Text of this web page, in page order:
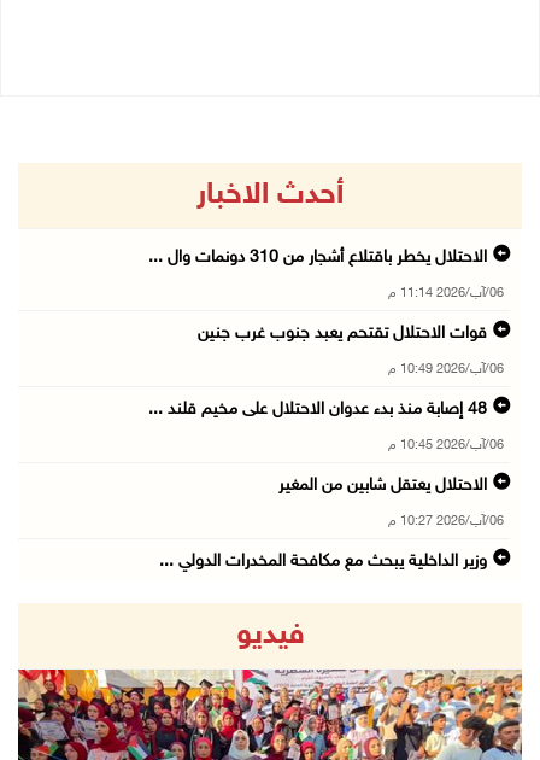
أحدث الاخبار
الاحتلال يخطر باقتلاع أشجار من 310 دونمات وال ...
06/آب/2026 11:14 م
قوات الاحتلال تقتحم يعبد جنوب غرب جنين
06/آب/2026 10:49 م
48 إصابة منذ بدء عدوان الاحتلال على مخيم قلند ...
06/آب/2026 10:45 م
الاحتلال يعتقل شابين من المغير
06/آب/2026 10:27 م
وزير الداخلية يبحث مع مكافحة المخدرات الدولي ...
رئيس بلدية الخليل يطلع وفدا أميركيا على تطورا ...
06/آب/2026 09:59 م
06/آب/2026 09:17 م
فيديو